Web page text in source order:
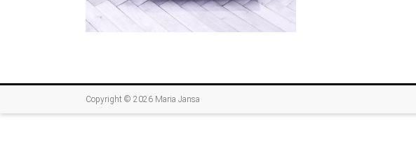
Copyright © 2026 Maria Jansa